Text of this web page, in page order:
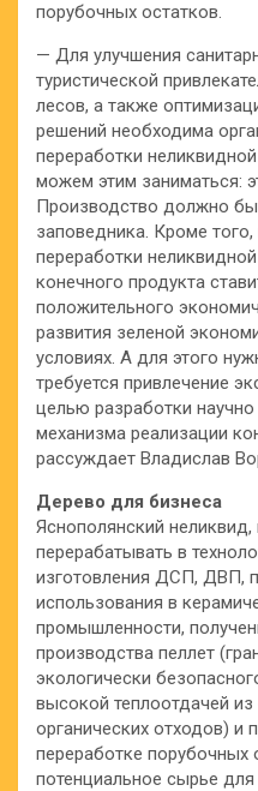
порубочных остатков.
— Для улучшения
туристической
лесов, а также
решений необходима
переработки
можем этим заниматься:
Производство должно
заповедника. Кроме
переработки
конечного продукта
положительного
развития зеленой
условиях. А для этого
требуется привлечение
целью разработки
механизма реализации
рассуждает Владислав
Дерево для бизнеса
Яснополянский
перерабатывать в
изготовления ДСП, ДВП,
использования в
промышленности,
производства пеллет
экологически
высокой теплоотдачей
органических отходов) и
переработке порубочных
потенциальное сырье